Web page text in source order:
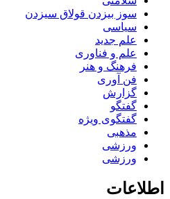
سوز بیزدن قولاق سیزدن
سیاسی
علم جدید
علم و فناوری
فرهنگ و هنر
فن آوری
گزارش
گفتگو
گفتگوی ویژه
مذهبی
ورزشی
ورزشی
اطلاعات